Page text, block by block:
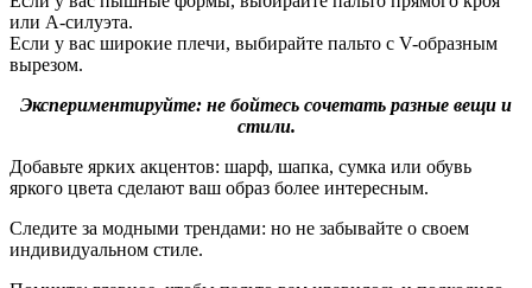
или А-силуэта.
Если у вас широкие плечи, выбирайте пальто с V-образным
вырезом.
Экспериментируйте: не бойтесь сочетать разные вещи и
стили.
Добавьте ярких акцентов: шарф, шапка, сумка или обувь
яркого цвета сделают ваш образ более интересным.
Следите за модными трендами: но не забывайте о своем
индивидуальном стиле.